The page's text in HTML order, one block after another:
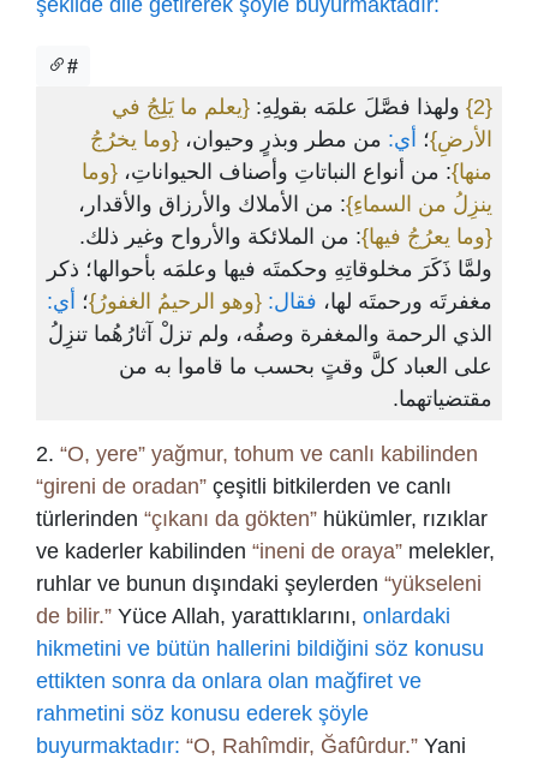
şekilde dile getirerek şöyle buyurmaktadır:
#
{2} ولهذا فصَّلَ علمَه بقولِهِ: {يعلم ما يَلِجُ في
الأرضِ}؛ أي: من مطر وبذرٍ وحيوان، {وما يخرُجُ
منها}: من أنواع النباتاتِ وأصناف الحيواناتِ، {وما
ينزِلُ من السماءِ}: من الأملاك والأرزاق والأقدار،
{وما يعرُجُ فيها}: من الملائكة والأرواح وغير ذلك.
ولمَّا ذَكَرَ مخلوقاتِهِ وحكمتَه فيها وعلمَه بأحوالها؛ ذكر
مغفرتَه ورحمتَه لها، فقال: {وهو الرحيمُ الغفورُ}؛ أي:
الذي الرحمة والمغفرة وصفُه، ولم تزلْ آثارُهُما تنزِلُ
على العباد كلَّ وقتٍ بحسب ما قاموا به من
مقتضياتهما.
2. “O, yere” yağmur, tohum ve canlı kabilinden
“gireni de oradan” çeşitli bitkilerden ve canlı
türlerinden “çıkanı da gökten” hükümler, rızıklar
ve kaderler kabilinden “ineni de oraya” melekler,
ruhlar ve bunun dışındaki şeylerden “yükseleni
de bilir.” Yüce Allah, yarattıklarını, onlardaki
hikmetini ve bütün hallerini bildiğini söz konusu
ettikten sonra da onlara olan mağfiret ve
rahmetini söz konusu ederek şöyle
buyurmaktadır: “O, Rahîmdir, Ğafûrdur.” Yani